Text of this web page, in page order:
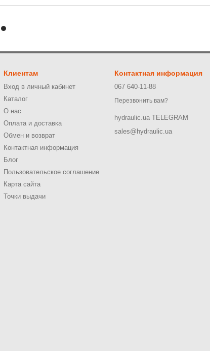
Клиентам
Вход в личный кабинет
Каталог
О нас
Оплата и доставка
Обмен и возврат
Контактная информация
Блог
Пользовательское соглашение
Карта сайта
Точки выдачи
Контактная информация
067 640-11-88
Перезвонить вам?
hydraulic.ua TELEGRAM
sales@hydraulic.ua